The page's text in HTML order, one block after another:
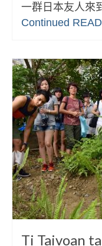
一群日本友人來
Continued
Ti Taivoan